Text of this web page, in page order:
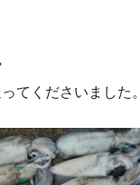
てくださいました。